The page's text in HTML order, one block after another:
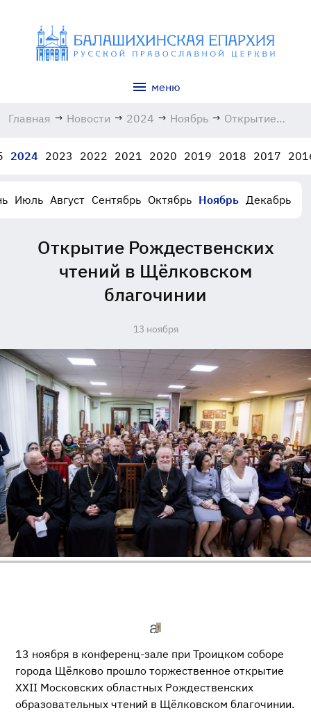
меню
Главная → Новости → 2024 → Ноябрь → Открытие
Щёлковском
2024 2023 2022 2021 2020 2019 2018 2017
Июль Август Сентябрь Октябрь Ноябрь Декабрь
Открытие Рождественских
чтений в Щёлковском
благочинии
13 ноября
13 ноября в конференц-зале при Троицком соборе
города Щёлково прошло торжественное открытие
XXII Московских областных Рождественских
образовательных чтений в Щёлковском благочинии.